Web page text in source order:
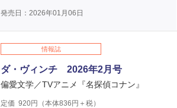
発売日：2026年01月06日
情報誌
ダ・ヴィンチ 2026年2月号
偏愛文学／TVアニメ『名探偵コナン』
定価 920円（本体836 円＋税）